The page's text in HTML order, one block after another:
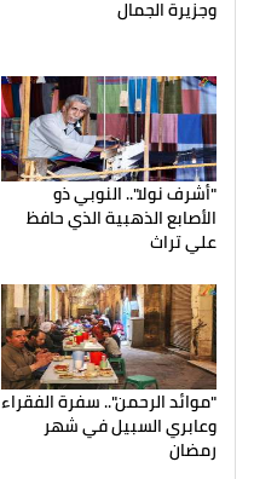
وجزيرة الجمال
"أشرف نولا".. النوبي ذو
الأصابع الذهبية الذي حافظ
علي تراث
"موائد الرحمن".. سفرة الفقراء
وعابري السبيل في شهر
رمضان